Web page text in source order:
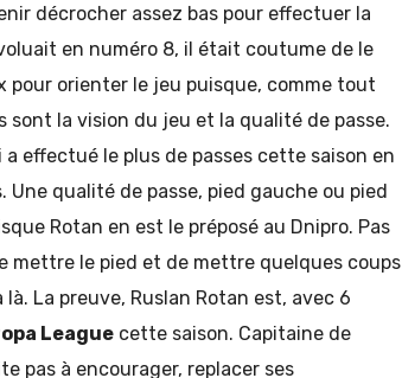
décrocher assez bas pour effectuer la
en numéro 8, il était coutume de le
orienter le jeu puisque, comme tout
la vision du jeu et la qualité de passe.
effectué le plus de passes cette saison en
Une qualité de passe, pied gauche ou pied
Rotan en est le préposé au Dnipro. Pas
mettre le pied et de mettre quelques coups
La preuve, Ruslan Rotan est, avec 6
League cette saison. Capitaine de
pas à encourager, replacer ses